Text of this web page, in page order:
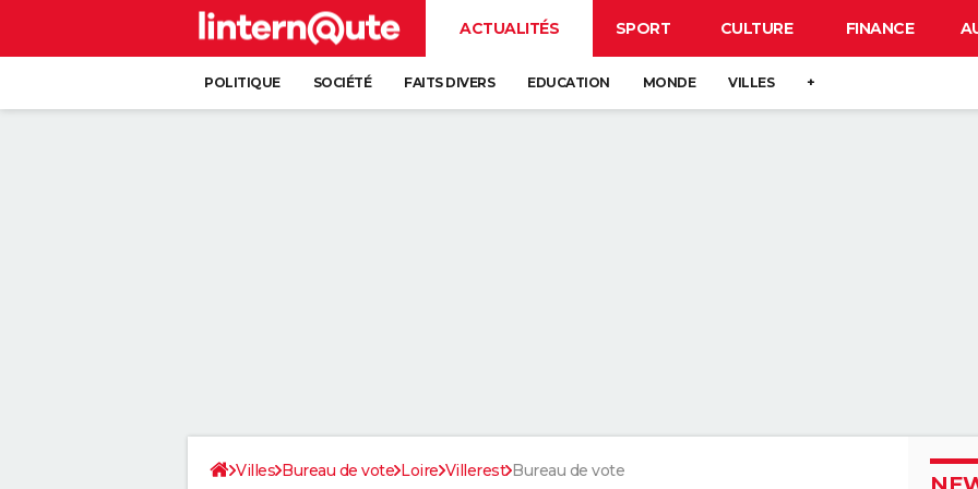
ACTUALITÉS SPORT CULTURE FINANCE
POLITIQUE SOCIÉTÉ FAITS DIVERS EDUCATION MONDE VILLES +
Villes Bureau de vote Loire Villerest Bureau de vote